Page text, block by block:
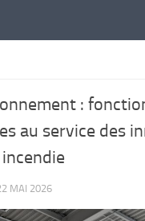
:
au service des
MAI 2026